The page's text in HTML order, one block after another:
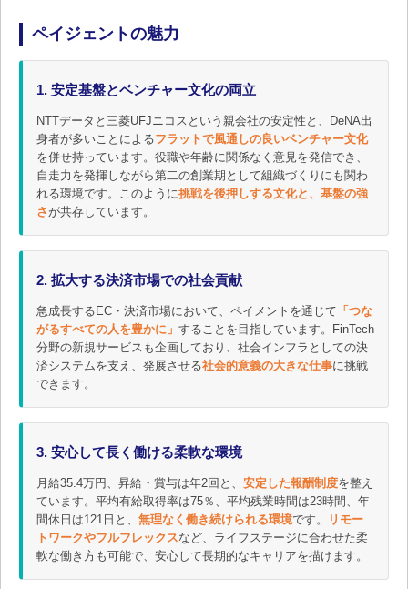
ペイジェントの魅力
1. 安定基盤とベンチャー文化の両立
NTTデータと三菱UFJニコスという親会社の安定性と、DeNA出
身者が多いことによるフラットで風通しの良いベンチャー文化
を併せ持っています。役職や年齢に関係なく意見を発信でき、
自走力を発揮しながら第二の創業期として組織づくりにも関わ
れる環境です。このように挑戦を後押しする文化と、基盤の強
さ が共存しています。
2. 拡大する決済市場での社会貢献
急成長するEC・決済市場において、ペイメントを通じて 「つな
がるすべての人を豊かに」 することを目指しています。FinTech
分野の新規サービスも企画しており、社会インフラとしての決
済システムを支え、発展させる社会的意義の大きな仕事に挑戦
できます。
3. 安心して長く働ける柔軟な環境
月給35.4万円、昇給・賞与は年2回と、 安定した報酬制度を整え
ています。平均有給取得率は75％、平均残業時間は23時間、年
間休日は121日と、 無理なく働き続けられる環境です。
リモー
トワークやフルフレックスなど、ライフステージに合わせた柔
軟な働き方も可能で、安心して長期的なキャリアを描けます。